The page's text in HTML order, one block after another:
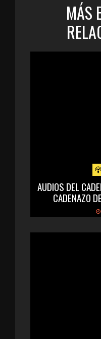
MÁS
AUDIOS DEL
CADENAZO